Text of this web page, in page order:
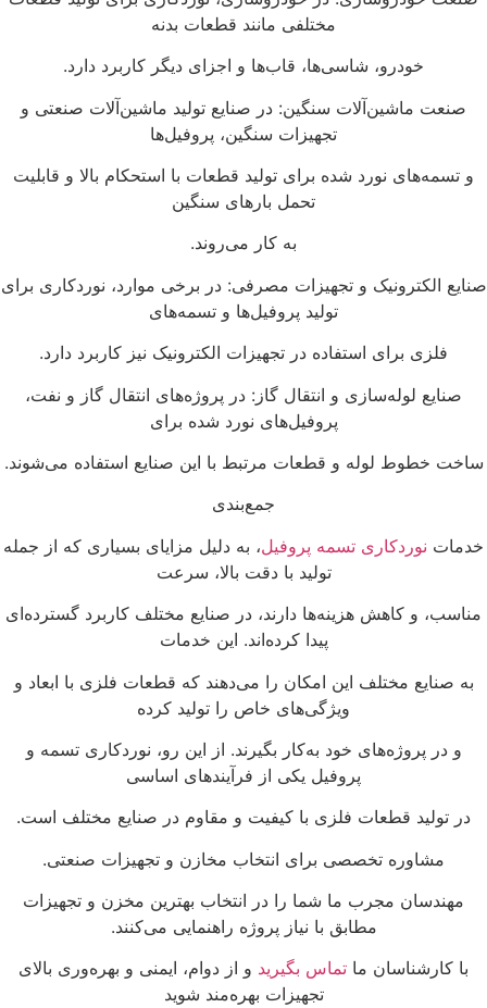
مختلفی مانند قطعات بدنه
خودرو، شاسی‌ها، قاب‌ها و اجزای دیگر کاربرد دارد.
صنعت ماشین‌آلات سنگین: در صنایع تولید ماشین‌آلات صنعتی و
تجهیزات سنگین، پروفیل‌ها
و تسمه‌های نورد شده برای تولید قطعات با استحکام بالا و قابلیت
تحمل بارهای سنگین
به کار می‌روند.
الکترونیک و تجهیزات مصرفی: در برخی موارد، نوردکاری برای
تولید پروفیل‌ها و تسمه‌های
فلزی برای استفاده در تجهیزات الکترونیک نیز کاربرد دارد.
صنایع لوله‌سازی و انتقال گاز: در پروژه‌های انتقال گاز و نفت،
پروفیل‌های نورد شده برای
خطوط لوله و قطعات مرتبط با این صنایع استفاده می‌شوند.
جمع‌بندی
نوردکاری تسمه پروفیل ، به دلیل مزایای بسیاری که از جمله
تولید با دقت بالا، سرعت
و کاهش هزینه‌ها دارند، در صنایع مختلف کاربرد گسترده‌ای
پیدا کرده‌اند. این خدمات
به صنایع مختلف این امکان را می‌دهند که قطعات فلزی با ابعاد و
ویژگی‌های خاص را تولید کرده
و در پروژه‌های خود به‌کار بگیرند. از این رو، نوردکاری تسمه و
پروفیل یکی از فرآیندهای اساسی
در تولید قطعات فلزی با کیفیت و مقاوم در صنایع مختلف است.
مشاوره تخصصی برای انتخاب مخازن و تجهیزات صنعتی.
مهندسان مجرب ما شما را در انتخاب بهترین مخزن و تجهیزات
مطابق با نیاز پروژه راهنمایی می‌کنند.
با کارشناسان ماتماس بگیریدو از دوام، ایمنی و بهره‌وری بالای
تجهیزات بهره‌مند شوید